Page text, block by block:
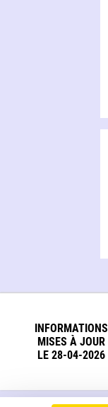
INFORMATIONS
MISES À JOUR
LE 28-04-2026